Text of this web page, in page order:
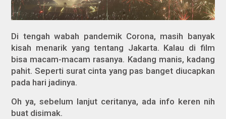
Di tengah wabah pandemik Corona, masih banyak
kisah menarik yang tentang Jakarta. Kalau di film
bisa macam-macam rasanya. Kadang manis, kadang
pahit. Seperti surat cinta yang pas banget diucapkan
pada hari jadinya.
Oh ya, sebelum lanjut ceritanya, ada info keren nih
buat disimak.